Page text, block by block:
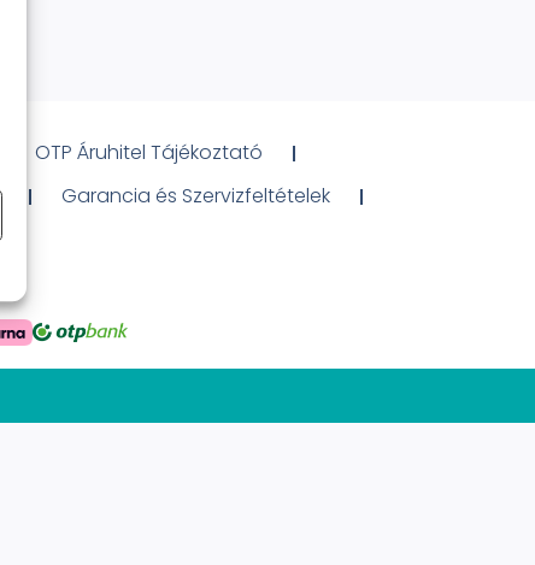
OTP Áruhitel Tájékoztató
Garancia és Szervizfeltételek